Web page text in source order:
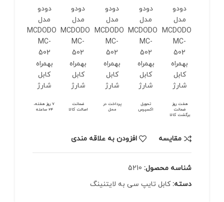
هفت روز
ضمانت
برگشت کالا
تحویل
اکسپرس
پرداخت در
محل
ضمانت
اصالت کالا
7 روز هفته،
24 ساعته
مقايسه افزودن به علاقه مندی
شناسه محصول: 5210
دسته: کابل تایپ سی به لایتنینگ